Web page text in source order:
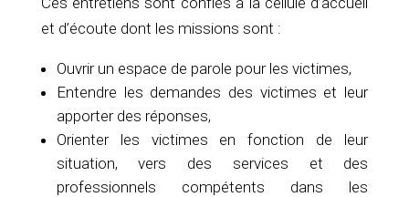
et d’écoute dont les missions sont :
Ouvrir un espace de parole pour les victimes,
Entendre les demandes des victimes et leur
apporter des réponses,
Orienter les victimes en fonction de leur
situation, vers des services et des
professionnels compétents dans les